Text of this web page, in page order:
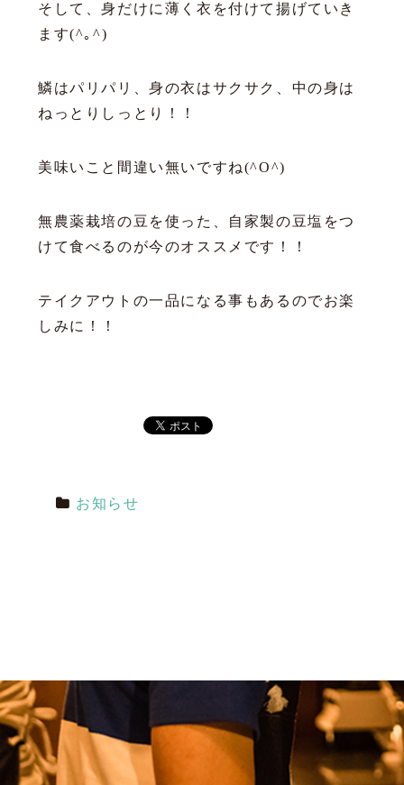
そして、身だけに薄く衣を付けて揚げていき
ます(^｡^)
鱗はパリパリ、身の衣はサクサク、中の身は
ねっとりしっとり！！
美味いこと間違い無いですね(^O^)
無農薬栽培の豆を使った、自家製の豆塩をつ
けて食べるのが今のオススメです！！
テイクアウトの一品になる事もあるのでお楽
しみに！！
お知らせ